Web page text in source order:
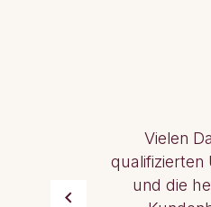
Vielen
qualifizierten
und die